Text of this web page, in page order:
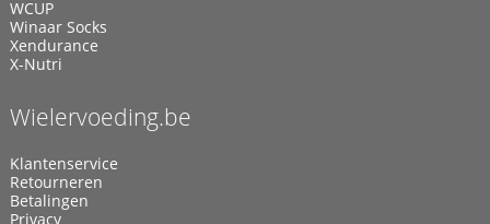
WCUP
Winaar Socks
Xendurance
X-Nutri
Wielervoeding.be
Klantenservice
Retourneren
Betalingen
Privacy